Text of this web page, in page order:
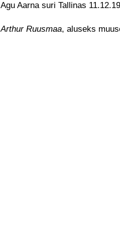
Agu Aarna suri Tallinas
Arthur Ruusmaa, aluseks